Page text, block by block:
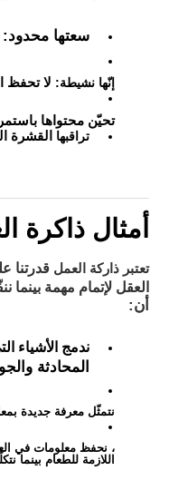
سعتها محدود:
إنّها نشيطة: لا تحفظ
تحيّن محتواها
تراقبها القشرة
أمثال ذاكرة
تعتبر ذاركة العملقدرتنا
العقل لإتمام مهمة بينما
أن:
ندمج الأشياء
المحادثة
نتمثّل معرفة جديدة
، نحفظ معلومات في
اللازمة للطعام بينما